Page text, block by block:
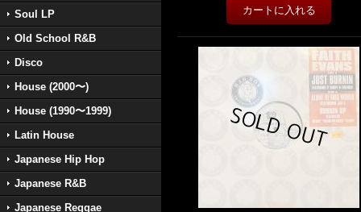
Soul LP
Old School R&B
Disco
House (2000〜)
House (1990〜1999)
Latin House
Japanese Hip Hop
Japanese R&B
Japanese Reggae